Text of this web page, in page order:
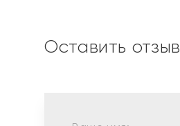
Оставить отзыв